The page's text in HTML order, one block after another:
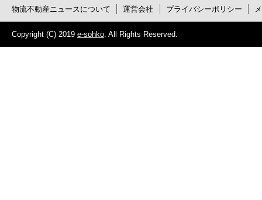
物流不動産ニュースについて 運営会社 プライバシーポリシー
Copyright (C) 2019 e-sohko . All Rights Reserved.